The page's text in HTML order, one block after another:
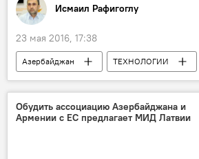
Исмаил Рафигоглу
23 мая 2016, 17:38
Азербайджан
ТЕХНОЛОГИИ
Колумнисты
Новости
ЖИЗНЬ
Электронные книги
Обудить ассоциацию Азербайджана и
Армении с ЕС предлагает МИД Латвии